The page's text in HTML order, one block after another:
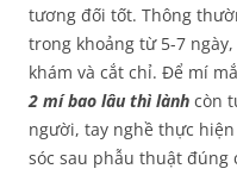
tương đối tốt. Thông
trong khoảng từ 5-7
khám và cắt chỉ. Để mí
2 mí bao lâu thì lành còn
người, tay nghề thực
sóc sau phẫu thuật đúng